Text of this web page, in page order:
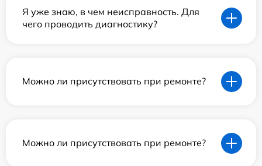
Я уже знаю, в чем неисправность. Для
чего проводить диагностику?
Можно ли присутствовать при ремонте?
Можно ли присутствовать при ремонте?